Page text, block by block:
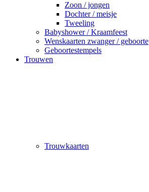
Zoon / jongen
Dochter / meisje
Tweeling
Babyshower / Kraamfeest
Wenskaarten zwanger / geboorte
Geboortestempels
Trouwen
Trouwkaarten